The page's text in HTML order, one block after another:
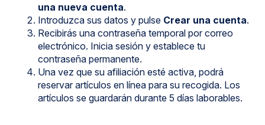
una nueva cuenta.
Introduzca sus datos y pulse Crear una cuenta.
Recibirás una contraseña temporal por correo
electrónico. Inicia sesión y establece tu
contraseña permanente.
Una vez que su afiliación esté activa, podrá
reservar artículos en línea para su recogida. Los
artículos se guardarán durante 5 días laborables.